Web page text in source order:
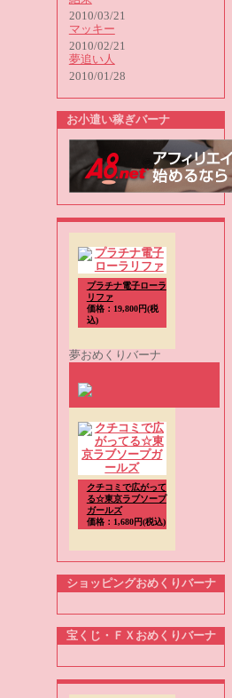
2010/03/21
マッキー
2010/02/21
夢追い人
2010/01/28
お小遣い稼ぎバーナ
プラチナ電子ローラ
リファ
価格：19,800円(税
込)
夢おめくりバーナ
クチコミで広がって
る☆東京ラブソープ
ガールズ
価格：1,680円(税込)
ショッピングおめくりバーナ
宝くじ・ＦＸおめくりバーナ